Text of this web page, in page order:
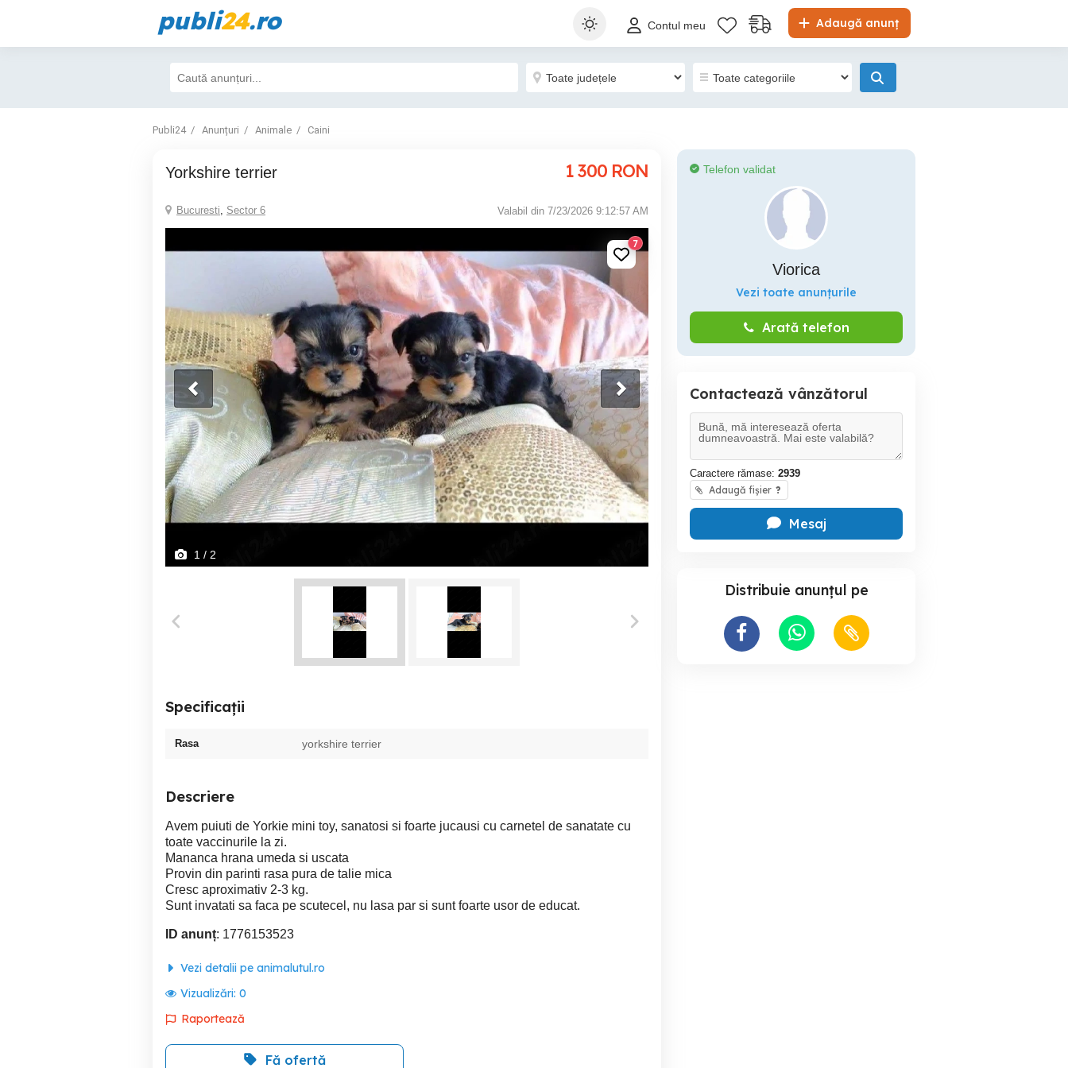
publi24.ro Adaugă anunț
Contul meu
Publi24 Anunțuri Animale Caini
Yorkshire terrier 1 300 RON
Bucuresti, Sector 6 Valabil din 7/23/2026 9:12:57 AM
7
1 / 2
Specificații
Rasa yorkshire terrier
Descriere
Avem puiuti de Yorkie mini toy, sanatosi si foarte jucausi cu carnetel de sanatate cu
toate vaccinurile la zi.
Mananca hrana umeda si uscata
Provin din parinti rasa pura de talie mica
Cresc aproximativ 2-3 kg.
Sunt invatati sa faca pe scutecel, nu lasa par si sunt foarte usor de educat.
ID anunț: 1776153523
Vezi detalii pe animalutul.ro
Vizualizări: 0
Raportează
Fă ofertă
Telefon validat
Viorica
Vezi toate anunțurile
Arată telefon
Contactează vânzătorul
Caractere rămase: 2939
Adaugă fișier ?
Mesaj
Distribuie anunțul pe